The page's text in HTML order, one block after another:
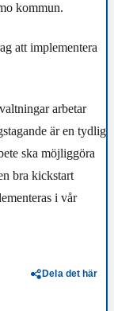
kommun.
att implementera
arbetar
är en tydlig
ska möjliggöra
bra kickstart
i vår
Dela det här